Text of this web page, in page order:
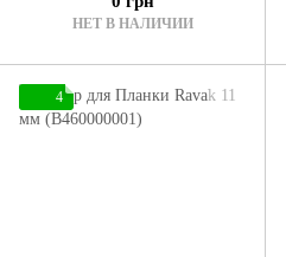
НЕТ В НАЛИЧИИ
4